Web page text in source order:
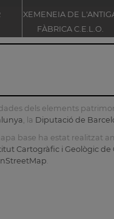
XEMENEIA DE
FÀBRICA C.E.L.O.
dels elements
, la Diputació de
base ha estat realitzat
Cartogràfic i Geològic de
.